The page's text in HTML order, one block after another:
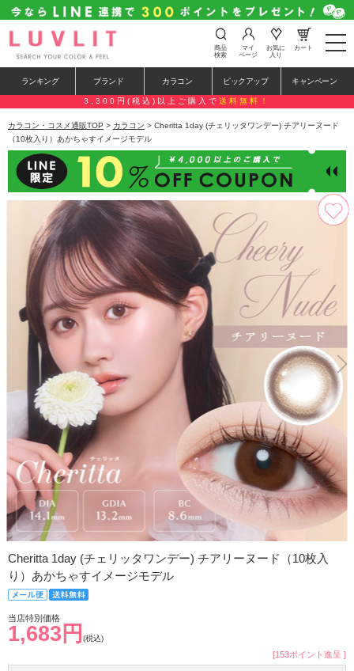
t
o
e
n
a
a
i
o
n
商品
検索
マイ
ページ
お気に
入り
カート
ランキング ブランド カラコン ピックアップ キャンペーン
3,300円(税込)以上ご購入で 送料無料！
カラコン・コスメ通販TOP > カラコン > Cheritta 1day (チェリッタワンデー) チアリーヌード
（10枚入り）あかちゃすイメージモデル
Cheritta 1day (チェリッタワンデー) チアリーヌード（10枚入
り）あかちゃすイメージモデル
当店特別価格
1,683円 (税込)
[153ポイント進呈 ]